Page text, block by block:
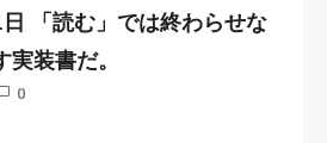
「読む」では終わらせな
装書だ。
0